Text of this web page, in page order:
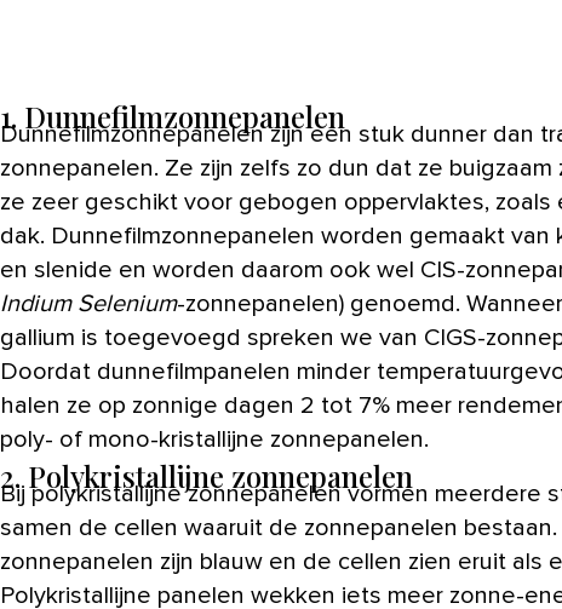
1. Dunnefilmzonnepanelen
Dunnefilmzonnepanelen zijn een stuk dunner dan
zonnepanelen. Ze zijn zelfs zo dun dat ze buigzaam
ze zeer geschikt voor gebogen oppervlaktes, zoals
dak. Dunnefilmzonnepanelen worden gemaakt van
en slenide en worden daarom ook wel CIS-
Indium Selenium-zonnepanelen) genoemd.
gallium is toegevoegd spreken we van CIGS-
Doordat dunnefilmpanelen minder
halen ze op zonnige dagen 2 tot 7% meer
poly- of mono-kristallijne zonnepanelen.
2. Polykristallijne zonnepanelen
Bij polykristallijne zonnepanelen vormen meerdere
samen de cellen waaruit de zonnepanelen bestaan.
zonnepanelen zijn blauw en de cellen zien eruit als
Polykristallijne panelen wekken iets meer zonne-